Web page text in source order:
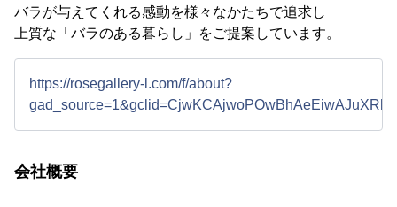
バラが与えてくれる感動を様々なかたちで追求し
上質な「バラのある暮らし」をご提案しています。
https://rosegallery-l.com/f/about?
会社概要